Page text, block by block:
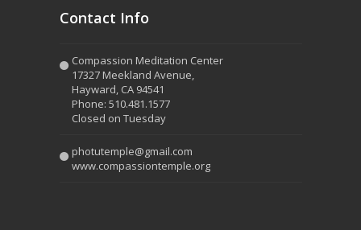
Contact Info
Compassion Meditation Center
17327 Meekland Avenue,
Hayward, CA 94541
Phone: 510.481.1577
Closed on Tuesday
photutemple@gmail.com
www.compassiontemple.org